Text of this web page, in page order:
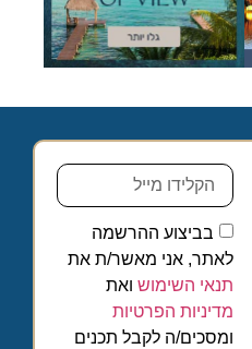
בביצוע ההרשמה
לאתר, אני מאשר/ת את
תנאי השימוש ואת
מדיניות הפרטיות
ומסכים/ה לקבל תכנים